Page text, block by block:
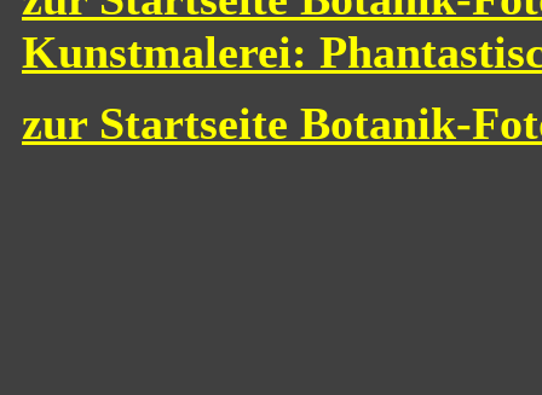
Kunstmalerei:
zur Startseite Botanik-